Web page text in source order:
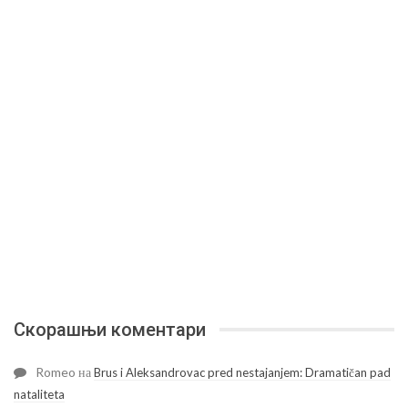
Скорашњи коментари
Romeo наBrus i Aleksandrovac pred nestajanjem: Dramatičan pad
nataliteta